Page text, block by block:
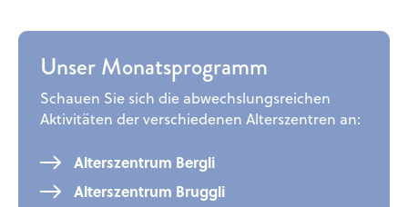
Unser Monatsprogramm
Schauen Sie sich die abwechslungsreichen
Aktivitäten der verschiedenen Alterszentren an:
Alterszentrum Bergli
Alterszentrum Bruggli